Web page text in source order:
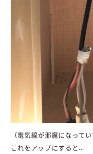
（電気線が邪魔になって
これをアップにすると…